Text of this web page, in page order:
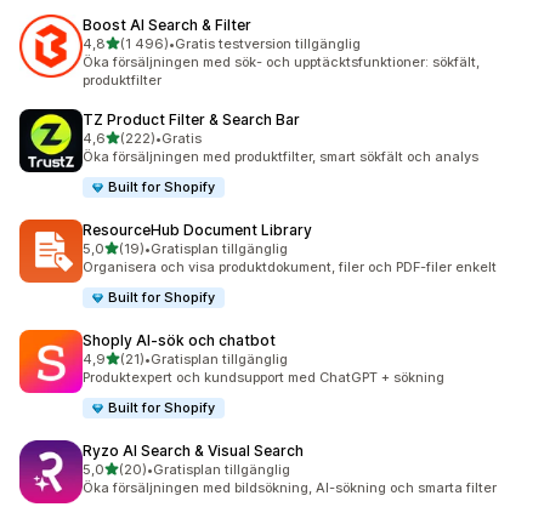
Boost AI Search & Filter
4,8av 5 stjärnor
(1 496)
1496 recensioner totalt
•Gratis testversion tillgänglig
Öka försäljningen med sök- och upptäcktsfunktioner: sökfält,
produktfilter
TZ Product Filter & Search Bar
4,6av 5 stjärnor
(222)
222 recensioner totalt
•Gratis
Öka försäljningen med produktfilter, smart sökfält och analys
Built for Shopify
ResourceHub Document Library
5,0av 5 stjärnor
(19)
19 recensioner totalt
•Gratisplan tillgänglig
Organisera och visa produktdokument, filer och PDF-filer enkelt
Built for Shopify
Shoply AI‑sök och chatbot
4,9av 5 stjärnor
(21)
21 recensioner totalt
•Gratisplan tillgänglig
Produktexpert och kundsupport med ChatGPT + sökning
Built for Shopify
Ryzo AI Search & Visual Search
5,0av 5 stjärnor
(20)
20 recensioner totalt
•Gratisplan tillgänglig
Öka försäljningen med bildsökning, AI-sökning och smarta filter